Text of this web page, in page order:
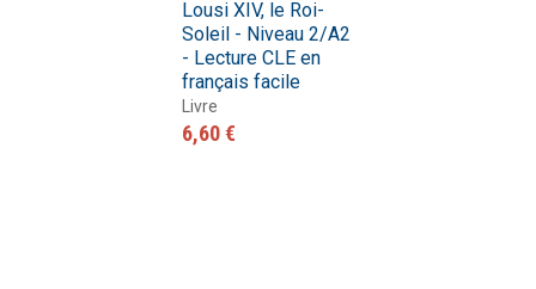
Lousi XIV, le Roi-
Soleil - Niveau 2/A2
- Lecture CLE en
français facile
Livre
6,60 €